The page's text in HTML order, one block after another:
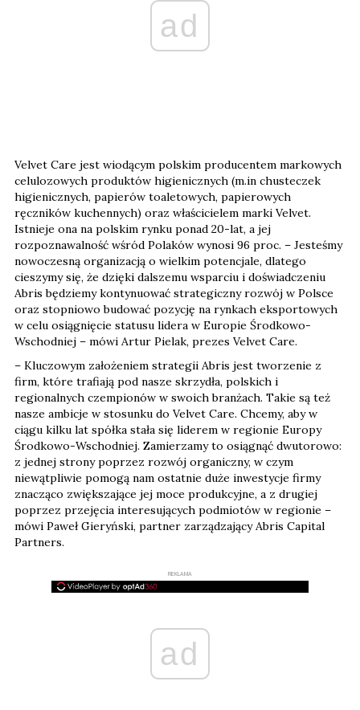
ad
Velvet Care jest wiodącym polskim producentem markowych
celulozowych produktów higienicznych (m.in chusteczek
higienicznych, papierów toaletowych, papierowych
ręczników kuchennych) oraz właścicielem marki Velvet.
Istnieje ona na polskim rynku ponad 20-lat, a jej
rozpoznawalność wśród Polaków wynosi 96 proc. – Jesteśmy
nowoczesną organizacją o wielkim potencjale, dlatego
cieszymy się, że dzięki dalszemu wsparciu i doświadczeniu
Abris będziemy kontynuować strategiczny rozwój w Polsce
oraz stopniowo budować pozycję na rynkach eksportowych
w celu osiągnięcie statusu lidera w Europie Środkowo-
Wschodniej – mówi Artur Pielak, prezes Velvet Care.
– Kluczowym założeniem strategii Abris jest tworzenie z
firm, które trafiają pod nasze skrzydła, polskich i
regionalnych czempionów w swoich branżach. Takie są też
nasze ambicje w stosunku do Velvet Care. Chcemy, aby w
ciągu kilku lat spółka stała się liderem w regionie Europy
Środkowo-Wschodniej. Zamierzamy to osiągnąć dwutorowo:
z jednej strony poprzez rozwój organiczny, w czym
niewątpliwie pomogą nam ostatnie duże inwestycje firmy
znacząco zwiększające jej moce produkcyjne, a z drugiej
poprzez przejęcia interesujących podmiotów w regionie –
mówi Paweł Gieryński, partner zarządzający Abris Capital
Partners.
REKLAMA
ad